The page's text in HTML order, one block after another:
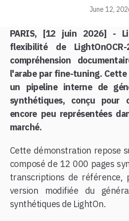
June 12,
PARIS, [12 juin 2026] -
flexibilité de
compréhension
l'arabe par fine-tuning. Cette
un pipeline interne de
synthétiques, conçu pour
encore peu représentées
marché.
Cette démonstration repose
composé de 12 000 pages
transcriptions de référence,
version modifiée du
synthétiques de LightOn.